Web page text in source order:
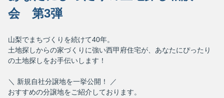
会 第3弾
山梨でまちづくりを続けて40年。
土地探しからの家づくりに強い西甲府住宅が、あなたにぴったり
の土地探しをお手伝いします！
＼ 新規自社分譲地を一挙公開！ ／
おすすめの分譲地をご紹介しております。